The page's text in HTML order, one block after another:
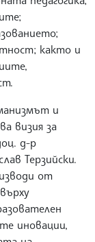
както и
и
визия за
д-р
Терзийски.
от
иновации,